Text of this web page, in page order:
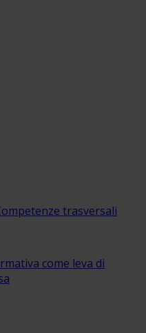
trasversali
come leva di